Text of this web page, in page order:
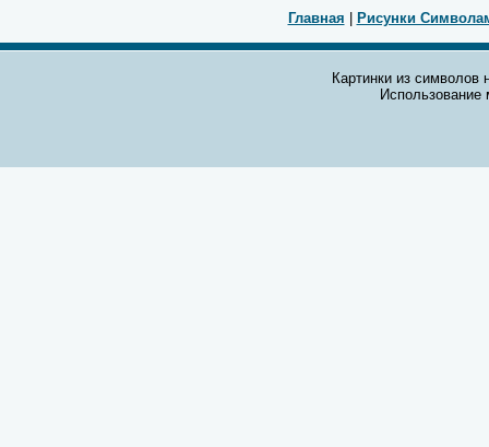
Главная Рисунки
Картинки из символов
Использование